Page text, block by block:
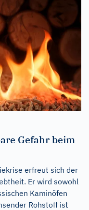
Gefahr beim
erfreut sich der
Er wird sowohl
Kaminöfen
Rohstoff ist